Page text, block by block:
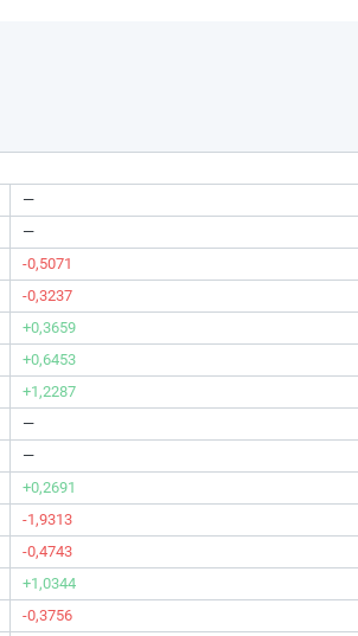
—
—
-0,5071
-0,3237
+0,3659
+0,6453
+1,2287
—
—
+0,2691
-1,9313
-0,4743
+1,0344
-0,3756